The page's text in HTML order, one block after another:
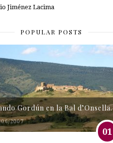
Jiménez Lacima
POPULAR POSTS
Gordún en la Bal d’Onsella.
06/2007
01